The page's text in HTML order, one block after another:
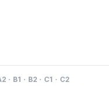
· B1 · B2 · C1 · C2